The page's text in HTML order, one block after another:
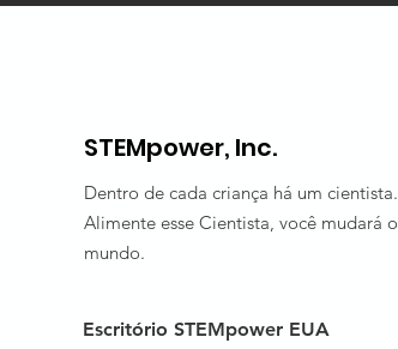
STEMpower, Inc.
Dentro de cada criança há um cientista.
Alimente esse Cientista, você mudará o
mundo.
Escritório STEMpower EUA